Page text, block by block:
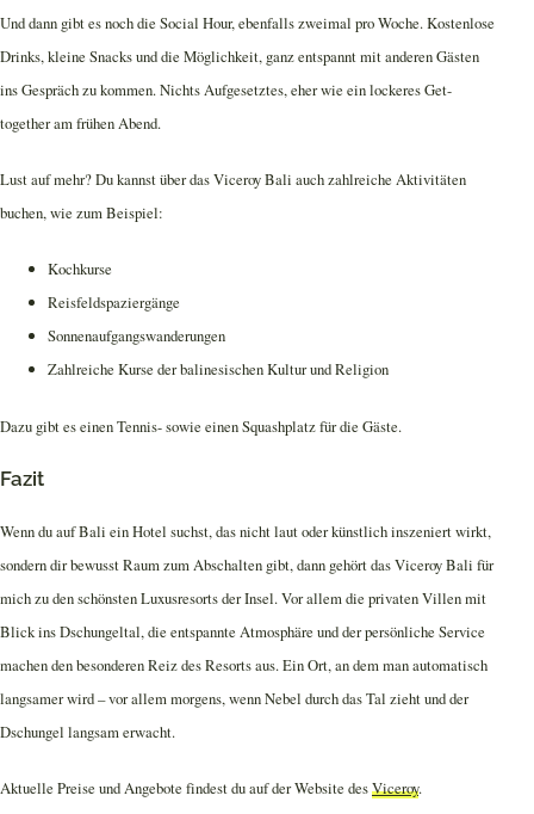
Und dann gibt es noch die Social Hour, ebenfalls zweimal pro Woche. Kostenlose
Drinks, kleine Snacks und die Möglichkeit, ganz entspannt mit anderen Gästen
ins Gespräch zu kommen. Nichts Aufgesetztes, eher wie ein lockeres Get-
together am frühen Abend.
Lust auf mehr? Du kannst über das Viceroy Bali auch zahlreiche Aktivitäten
buchen, wie zum Beispiel:
Kochkurse
Reisfeldspaziergänge
Sonnenaufgangswanderungen
Zahlreiche Kurse der balinesischen Kultur und Religion
Dazu gibt es einen Tennis- sowie einen Squashplatz für die Gäste.
Fazit
Wenn du auf Bali ein Hotel suchst, das nicht laut oder künstlich inszeniert wirkt,
sondern dir bewusst Raum zum Abschalten gibt, dann gehört das Viceroy Bali für
mich zu den schönsten Luxusresorts der Insel. Vor allem die privaten Villen mit
Blick ins Dschungeltal, die entspannte Atmosphäre und der persönliche Service
machen den besonderen Reiz des Resorts aus. Ein Ort, an dem man automatisch
langsamer wird – vor allem morgens, wenn Nebel durch das Tal zieht und der
Dschungel langsam erwacht.
Aktuelle Preise und Angebote findest du auf der Website desViceroy.